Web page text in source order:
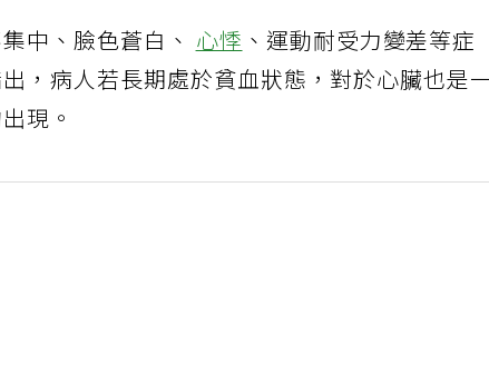
中、臉色蒼白、心悸 、運動耐受力變差等症
，病人若長期處於貧血狀態，對於心臟也是
現。